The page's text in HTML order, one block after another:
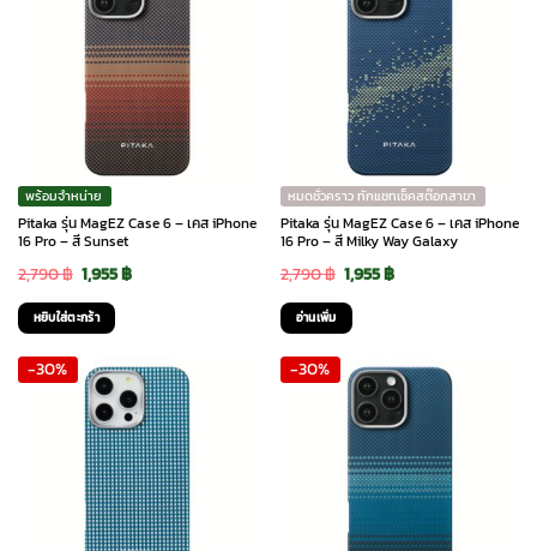
พร้อมจำหน่าย
Pitaka รุ่น MagEZ Case 6 – เคส iPhone
16 Pro – สี Sunset
2,790฿ Original
price
was:
2,790 ฿.
1,955฿Current
1,955 ฿.
หยิบใส่ตะกร้า
หมดชั่วคราว ทักแชทเช็คสต๊อกสาขา
Pitaka รุ่น MagEZ Case 6 – เคส iPhone
16 Pro – สี Milky Way Galaxy
2,790฿ Original
price
was:
2,790 ฿.
1,955฿Current
1,955 ฿.
อ่านเพิ่ม
-30% -30%